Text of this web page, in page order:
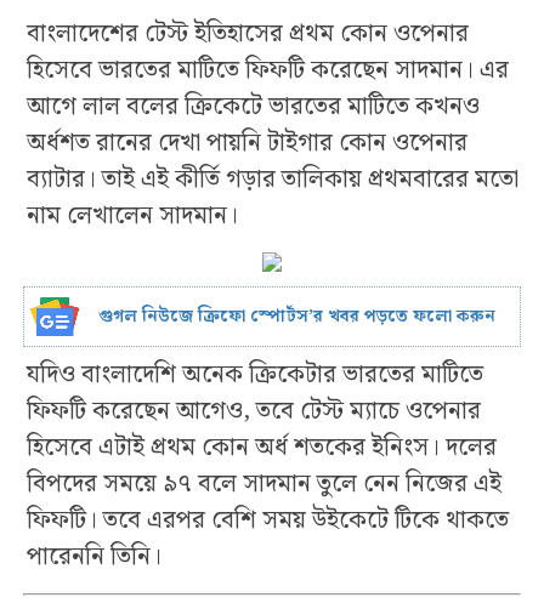
বাংলাদেশের টেস্ট ইতিহাসের প্রথম কোন ওপেনার
হিসেবে ভারতের মাটিতে ফিফটি করেছেন সাদমান। এর
আগে লাল বলের ক্রিকেটে ভারতের মাটিতে কখনও
অর্ধশত রানের দেখা পায়নি টাইগার কোন ওপেনার
ব্যাটার। তাই এই কীর্তি গড়ার তালিকায় প্রথমবারের মতো
নাম লেখালেন সাদমান।
গুগল নিউজে ক্রিফো স্পোর্টস’র খবর পড়তে ফলো করুন
যদিও বাংলাদেশি অনেক ক্রিকেটার ভারতের মাটিতে
ফিফটি করেছেন আগেও, তবে টেস্ট ম্যাচে ওপেনার
হিসেবে এটাই প্রথম কোন অর্ধ শতকের ইনিংস। দলের
বিপদের সময়ে ৯৭ বলে সাদমান তুলে নেন নিজের এই
ফিফটি। তবে এরপর বেশি সময় উইকেটে টিকে থাকতে
পারেননি তিনি।